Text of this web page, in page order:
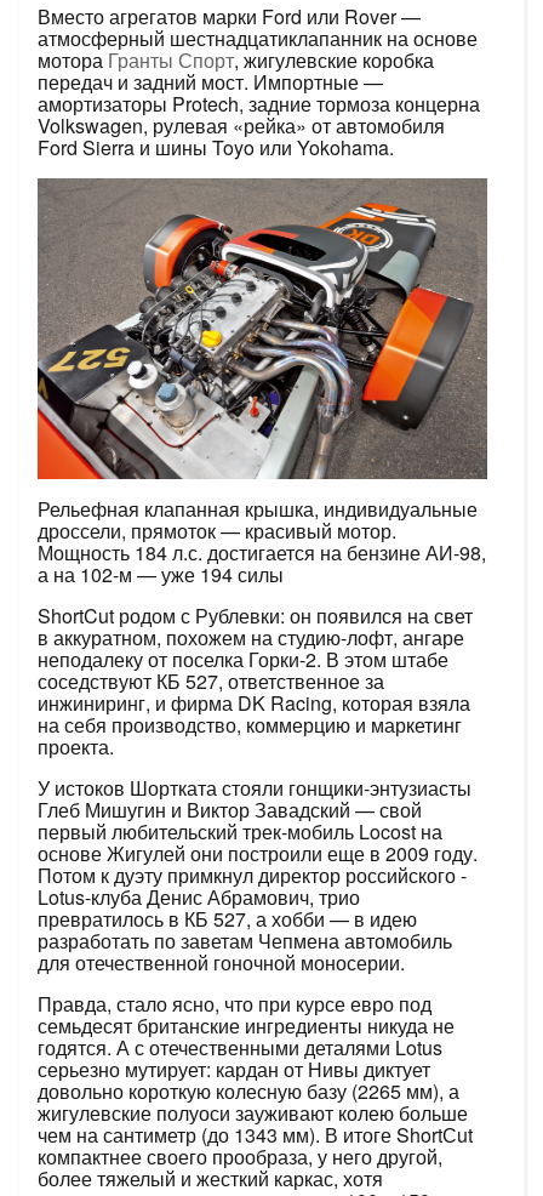
Вместо агрегатов марки Ford или Rover —
атмосферный шестнадцатиклапанник на основе
мотора Гранты Спорт, жигулевские коробка
передач и задний мост. Импортные —
амортизаторы Protech, задние тормоза концерна
Volkswagen, рулевая «рейка» от автомобиля
Ford Sierra и шины Toyo или Yokohama.
Рельефная клапанная крышка, индивидуальные
дроссели, прямоток — красивый мотор.
Мощность 184 л.с. достигается на бензине АИ-98,
а на 102-м — уже 194 силы
ShortCut родом с Рублевки: он ­появился на свет
в аккуратном, похожем на студию-лофт, ангаре
неподалеку от поселка Горки-2. В этом штабе
соседствуют КБ 527, ответственное за
инжиниринг, и фирма DK Racing, которая взяла
на себя производство, коммерцию и маркетинг
проекта.
У истоков Шортката стояли ­гонщики-энтузиасты
Глеб Мишугин и Виктор Завадский — свой
первый любительский трек-мобиль Locost на
основе Жигулей они построили еще в 2009 году.
Потом к дуэту ­примкнул директор российского ­
Lotus-клуба Денис Абрамович, трио
превратилось в КБ 527, а хобби — в идею
разработать по заветам Чепмена автомобиль
для ­отечественной гоночной моносерии.
Правда, стало ясно, что при курсе евро под
семьдесят британские ингредиенты никуда не
годятся. А с отечественными деталями Lotus
серьезно мутирует: кардан от Нивы диктует
довольно короткую колесную базу (2265 мм), а
жигулевские полуоси зауживают колею больше
чем на сантиметр (до 1343 мм). В итоге ShortСut
компактнее своего прообраза, у него другой,
более тяжелый и жесткий каркас, хотя